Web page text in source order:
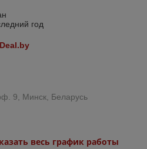
год
Deal.by
9, Минск, Беларусь
весь график работы